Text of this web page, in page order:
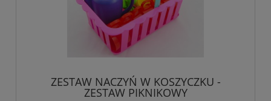
ZESTAW NACZYŃ W KOSZYCZKU -
ZESTAW PIKNIKOWY